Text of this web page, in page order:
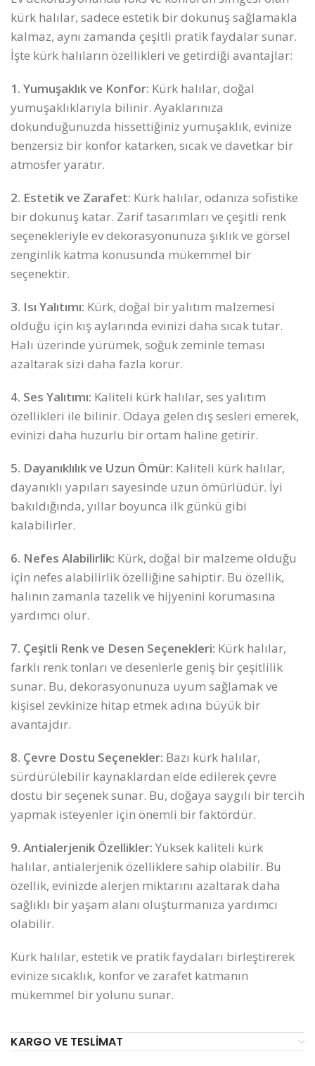
kürk halılar, sadece estetik bir dokunuş sağlamakla
kalmaz, aynı zamanda çeşitli pratik faydalar sunar.
İşte kürk halıların özellikleri ve getirdiği avantajlar:
1. Yumuşaklık ve Konfor: Kürk halılar, doğal
yumuşaklıklarıyla bilinir. Ayaklarınıza
dokunduğunuzda hissettiğiniz yumuşaklık, evinize
benzersiz bir konfor katarken, sıcak ve davetkar bir
atmosfer yaratır.
2. Estetik ve Zarafet: Kürk halılar, odanıza sofistike
bir dokunuş katar. Zarif tasarımları ve çeşitli renk
seçenekleriyle ev dekorasyonunuza şıklık ve görsel
zenginlik katma konusunda mükemmel bir
seçenektir.
3. Isı Yalıtımı: Kürk, doğal bir yalıtım malzemesi
olduğu için kış aylarında evinizi daha sıcak tutar.
Halı üzerinde yürümek, soğuk zeminle teması
azaltarak sizi daha fazla korur.
4. Ses Yalıtımı: Kaliteli kürk halılar, ses yalıtım
özellikleri ile bilinir. Odaya gelen dış sesleri emerek,
evinizi daha huzurlu bir ortam haline getirir.
5. Dayanıklılık ve Uzun Ömür: Kaliteli kürk halılar,
dayanıklı yapıları sayesinde uzun ömürlüdür. İyi
bakıldığında, yıllar boyunca ilk günkü gibi
kalabilirler.
6. Nefes Alabilirlik: Kürk, doğal bir malzeme olduğu
için nefes alabilirlik özelliğine sahiptir. Bu özellik,
halının zamanla tazelik ve hijyenini korumasına
yardımcı olur.
7. Çeşitli Renk ve Desen Seçenekleri: Kürk halılar,
farklı renk tonları ve desenlerle geniş bir çeşitlilik
sunar. Bu, dekorasyonunuza uyum sağlamak ve
kişisel zevkinize hitap etmek adına büyük bir
avantajdır.
8. Çevre Dostu Seçenekler: Bazı kürk halılar,
sürdürülebilir kaynaklardan elde edilerek çevre
dostu bir seçenek sunar. Bu, doğaya saygılı bir tercih
yapmak isteyenler için önemli bir faktördür.
9. Antialerjenik Özellikler: Yüksek kaliteli kürk
halılar, antialerjenik özelliklere sahip olabilir. Bu
özellik, evinizde alerjen miktarını azaltarak daha
sağlıklı bir yaşam alanı oluşturmanıza yardımcı
olabilir.
Kürk halılar, estetik ve pratik faydaları birleştirerek
evinize sıcaklık, konfor ve zarafet katmanın
mükemmel bir yolunu sunar.
KARGO VE TESLIMAT